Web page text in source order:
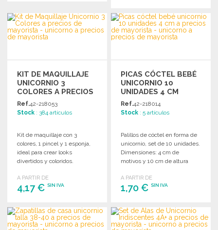
Solicitar un presupuesto
PEDIR
Solicitar un presupuesto
KIT DE MAQUILLAJE
UNICORNIO 3
COLORES A PRECIOS
DE MAYORISTA
Ref.42-218053
Stock : 384 artículos
Kit de maquillaje con 3
colores, 1 pincel y 1 esponja,
ideal para crear looks
divertidos y coloridos.
A PARTIR DE
4,17 € SIN IVA
PEDIR
Solicitar un presupuesto
PICAS CÓCTEL BEBÉ
UNICORNIO 10
UNIDADES 4 CM
Ref.42-218014
Stock : 5 artículos
Palillos de cóctel en forma de
unicornio, set de 10 unidades.
Dimensiones: 4 cm de
motivos y 10 cm de altura
A PARTIR DE
1,70 €SIN IVA
PEDIR
Solicitar un presupuesto